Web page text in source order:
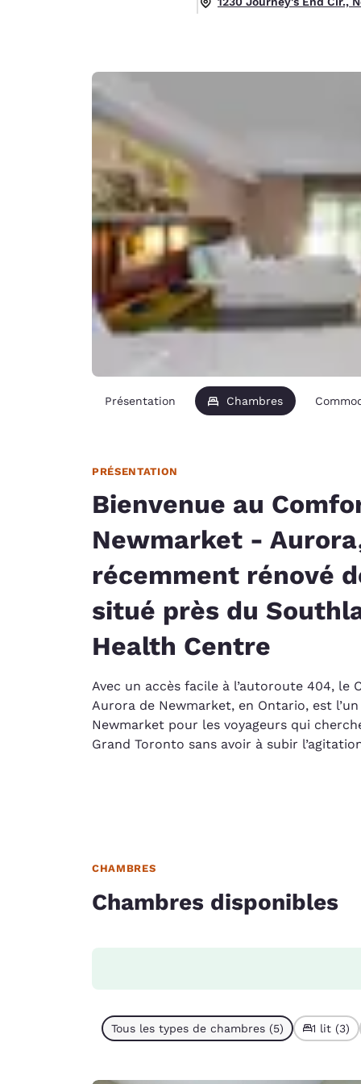
English
United
Australia
English
Présentation Chambres
PRÉSENTATION
Bienvenue au
Newmarket -
récemment rénové
situé près du
Health Centre
Avec un accès facile à l’autoroute 404, le
Aurora de Newmarket, en Ontario, est
Newmarket pour les voyageurs qui
Grand Toronto sans avoir à subir
CHAMBRES
Chambres disponibles
Tous les types de chambres (5) 1 lit (3)